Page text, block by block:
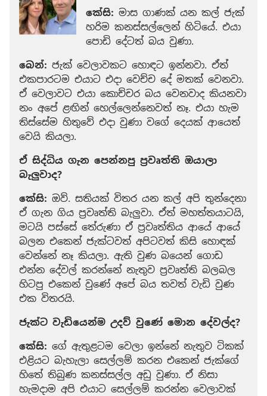
කේසි: මාස ගාණක් යන කල් ජැක්
හරිම කනස්සල්ලෙන් හිටියේ. එයා
පොඩි දේටත් බය වුණා.
බෙන්: ජැක් වෙලාවකට හොඳට ඉන්නවා. ඒත්
එකපාරටම එයාට එදා වෙච්ච දේ මතක් වෙනවා.
ඒ වෙලාවට එයා කොච්චර බය වෙනවාද කියනවා
නං අපේ ළඟින් හෙල්ලෙන්නෙවත් නෑ. එයා හැම
තිස්සේම හිතුවේ එදා වුණා වගේ දෙයක් ආයෙත්
වෙයි කියලා.
ඒ සිද්ධිය ගැන පෙන්නපු ප්‍රවෘත්ති ඔයාලා
බැලුවාද?
කේසි: ඔව්. සතියක් විතර යන කල් අපි තුන්දෙනා
ඒ ගැන ගිය ප්‍රවෘත්ති බැලුවා. ඒත් මහත්තයාටයි,
මටයි පස්සේ තේරුණා ඒ ප්‍රවෘත්තිය ආයේ ආයේ
බලන එකෙන් ජැක්ටවත් අපිටවත් කිසි හොඳක්
වෙන්නේ නෑ කියලා. ඇති වුණ බයෙන් ගොඩ
එන්න දේවල් කරන්නේ නැතුව ප්‍රවෘත්ති බලබල
හිටපු එකෙන් වුණේ අපේ බය තවත් වැඩි වුණ
එක විතරයි.
ජැක්ට වැඩියෙන්ම උදව් වුණේ මොන දේවල්ද?
කේසි: ගේ ඇතුළටම වෙලා ඉන්නේ නැතුව ටිකක්
එළියට බැහැලා සෙල්ලම් කරන එකෙන් ජැක්ගේ
හිතේ තිබුණ කනස්සල්ල අඩු වුණා. ඒ නිසා
හැමදාම අපි එයාට සෙල්ලම් කරන්න වෙලාවක්